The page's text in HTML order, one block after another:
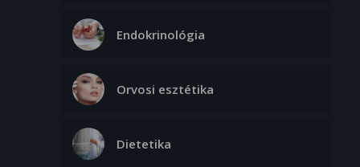
Endokrinológia
Orvosi esztétika
Dietetika